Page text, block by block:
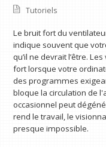
Tutoriels
Le bruit fort du
indique souvent que
qu’il ne devrait l’être.
fort lorsque votre
des programmes
bloque la circulation de
occasionnel peut
rend le travail, le
presque impossible.